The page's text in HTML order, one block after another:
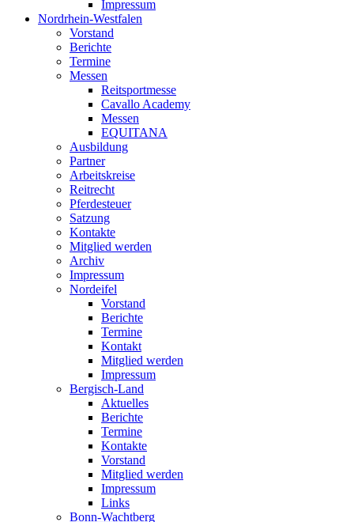
Impressum
Nordrhein-Westfalen
Vorstand
Berichte
Termine
Messen
Reitsportmesse
Cavallo Academy
Messen
EQUITANA
Ausbildung
Partner
Arbeitskreise
Reitrecht
Pferdesteuer
Satzung
Kontakte
Mitglied werden
Archiv
Impressum
Nordeifel
Vorstand
Berichte
Termine
Kontakt
Mitglied werden
Impressum
Bergisch-Land
Aktuelles
Berichte
Termine
Kontakte
Vorstand
Mitglied werden
Impressum
Links
Bonn-Wachtberg